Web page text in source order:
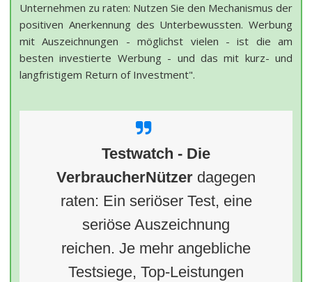
Unternehmen zu raten: Nutzen Sie den Mechanismus der
positiven Anerkennung des Unterbewussten. Werbung
mit Auszeichnungen - möglichst vielen - ist die am
besten investierte Werbung - und das mit kurz- und
langfristigem Return of Investment".
Testwatch - Die
VerbraucherNützer dagegen
raten: Ein seriöser Test, eine
seriöse Auszeichnung
reichen. Je mehr angebliche
Testsiege, Top-Leistungen